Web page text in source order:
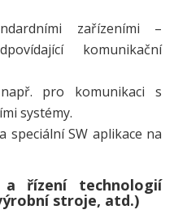
zařízeními –
komunikační
pro komunikaci s
systémy.
speciální SW aplikace na
a řízení technologií
stroje, atd.)